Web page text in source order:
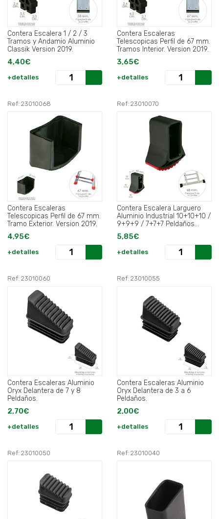
Contera Escalera 1 / 2 / 3
Tramos y Andamio Aluminio
Classik Version 2019.
4,40€
+detalles
Contera Escaleras
Telescopicas Perfil de 67 mm.
Tramos Interior. Version 2019.
3,65€
+detalles
Ref: 23010068
Contera Escaleras
Telescopicas Perfil de 67 mm.
Tramo Exterior. Version 2019.
4,95€
+detalles
Ref: 23010070
Contera Escalera Larguero
Aluminio Industrial 10+10+10 /
9+9+9 / 7+7+7 Peldaños
Version 2019.
5,85€
+detalles
Ref: 23010060
Contera Escaleras Aluminio
Oryx Delantera de 7 y 8
Peldaños.
2,70€
+detalles
Ref: 23010055
Contera Escaleras Aluminio
Oryx Delantera de 3 a 6
Peldaños.
2,00€
+detalles
Ref: 23010050 Ref: 23010040